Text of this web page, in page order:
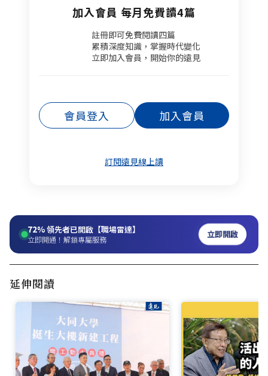
加入會員 每月免費讀4篇
註冊即可免費閱讀四篇​
累積深度知識，掌握時代變化​
立即加入會員，開始你的遠見
會員登入 加入會員
訂閱遠見線上讀
72%領先者已開啟【職場雷達】
立即開通！解鎖專屬服務 立即開啟
延伸閱讀